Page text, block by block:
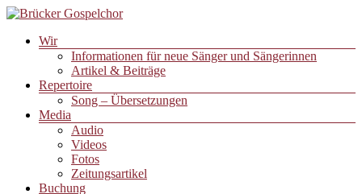
Zum
springen
Brücker
Gospelchor
Menü
Wir
Informationen für neue Sänger und Sängerinnen
Artikel & Beiträge
Repertoire
Song – Übersetzungen
Media
Audio
Videos
Fotos
Zeitungsartikel
Buchung